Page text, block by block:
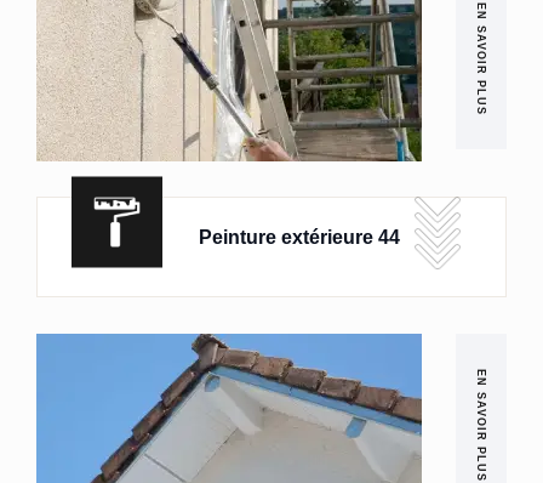
EN SAVOIR PLUS
Peinture extérieure 44
EN SAVOIR PLUS